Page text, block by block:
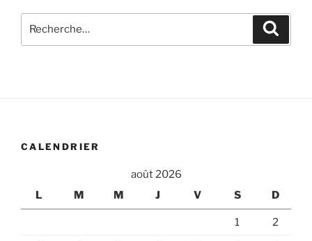
pour
CALENDRIER
août 2026
L
M M J V S D
1 2